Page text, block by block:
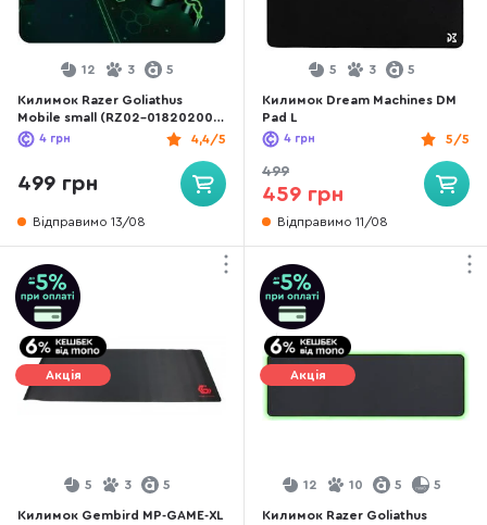
12 3 5
Килимок Razer Goliathus
Mobile small (RZ02-01820200-
R3M1)
4,4/5
4 грн
499 грн
Відправимо 13/08
5 3 5
Килимок Dream Machines DM
Pad L
5/5
4 грн
499
459 грн
Відправимо 11/08
Акція
5 3 5
Килимок Gembird MP-GAME-XL
Акція
12 10 5 5
Килимок Razer Goliathus